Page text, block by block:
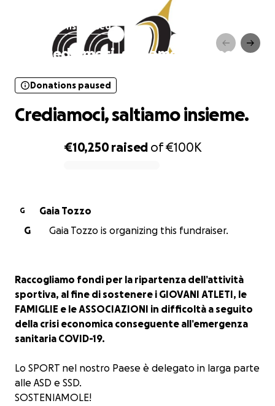
Donations paused
Crediamoci, saltiamo insieme.
€10,250raised of€100K
Donations paused
Crediamoci, saltiamo insieme.
G
Gaia Tozzo
G
Gaia Tozzo is organizing this fundraiser.
Raccogliamo fondi per la ripartenza dell’attività
sportiva, al fine di sostenere i GIOVANI ATLETI, le
FAMIGLIE e le ASSOCIAZIONI in difficoltà a seguito
della crisi economica conseguente all’emergenza
sanitaria COVID-19.
Lo SPORT nel nostro Paese è delegato in larga parte
alle ASD e SSD.
SOSTENIAMOLE!